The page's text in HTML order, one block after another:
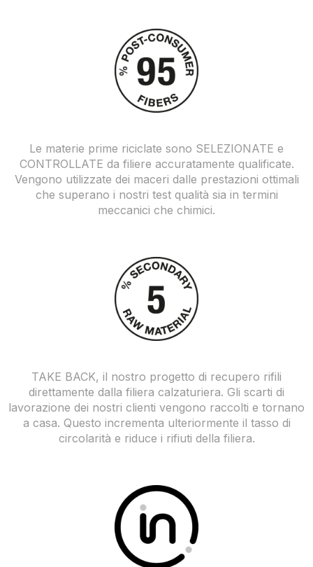
Le materie prime riciclate sono SELEZIONATE e
CONTROLLATE da filiere accuratamente qualificate.
Vengono utilizzate dei maceri dalle prestazioni ottimali
che superano i nostri test qualità sia in termini
meccanici che chimici.
TAKE BACK, il nostro progetto di recupero rifili
direttamente dalla filiera calzaturiera. Gli scarti di
lavorazione dei nostri clienti vengono raccolti e tornano
a casa. Questo incrementa ulteriormente il tasso di
circolarità e riduce i rifiuti della filiera.